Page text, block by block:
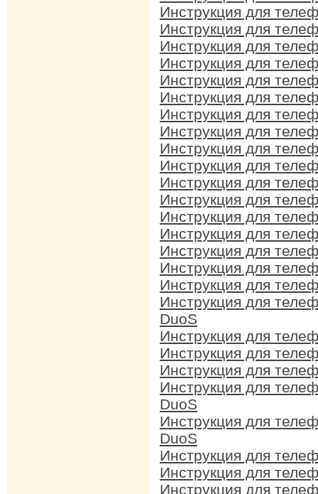
Инструкция для
Инструкция для
Инструкция для
Инструкция для
Инструкция для
Инструкция для
Инструкция для
Инструкция для
Инструкция для
Инструкция для
Инструкция для
Инструкция для
Инструкция для
Инструкция для
Инструкция для
Инструкция для
Инструкция для
Инструкция для
DuoS
Инструкция для
Инструкция для
Инструкция для
Инструкция для
DuoS
Инструкция для
DuoS
Инструкция для
Инструкция для
Инструкция для